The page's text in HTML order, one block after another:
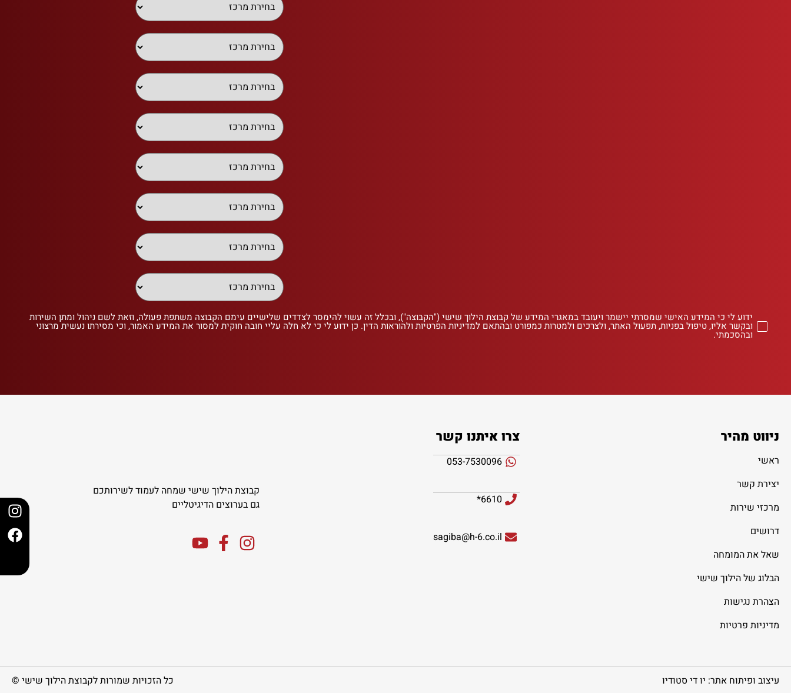
ידוע לי כי המידע האישי שמסרתי יישמר ויעובד במאגרי המידע של קבוצת הילוך שישי ("הקבוצה"), ובכלל זה עשוי להימסר לצדדים שלישיים עימם הקבוצה משתפת פעולה, וזאת לשם ניהול ומתן השירות
ובקשר אליו, טיפול בפניות, תפעול האתר, ולצרכים ולמטרות כמפורט ובהתאם למדיניות הפרטיות ולהוראות הדין. כן ידוע לי כי לא חלה עליי חובה חוקית למסור את המידע האמור, וכי מסירתו נעשית מרצוני
ובהסכמתי.
ניווט מהיר
ראשי
יצירת קשר
מרכזי שירות
דרושים
שאל את המומחה
הבלוג של הילוך שישי
הצהרת נגישות
מדיניות פרטיות
צרו איתנו קשר
053-7530096
6610*
sagiba@h-6.co.il
קבוצת הילוך שישי שמחה לעמוד לשירותכם
גם בערוצים הדיגיטליים
עיצוב ופיתוח אתר: יו די סטודיו כל הזכויות שמורות לקבוצת הילוך שישי ©